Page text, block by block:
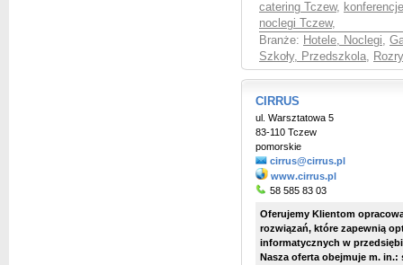
catering Tczew,
noclegi Tczew,
Branże: Hotele, Noclegi,
Szkoły, Przedszkola,
CIRRUS
ul. Warsztatowa 5
83-110 Tczew
pomorskie
cirrus@cirrus.pl
www.cirrus.pl
58 585 83 03
Oferujemy Klientom
rozwiązań, które zapewnią
informatycznych w
Nasza oferta obejmuje m. in.: